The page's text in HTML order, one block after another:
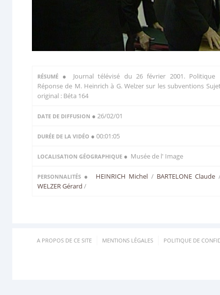
RÉSUMÉ ● Journal télévisé du 26 février 2001. Politique
Réponse de M. Heinrich à G. Welzer sur les subventions
original : Béta 164
DATE DE DIFFUSION ● 26/02/01
DURÉE DE LA VIDÉO ● 00:01:05
LOCALISATION GÉOGRAPHIQUE ● Musée de l' Image
PERSONNALITÉS ● HEINRICH Michel /BARTELONE Claude
WELZER Gérard /
A PROPOS DE CE SITE MENTIONS LÉGALES POLITIQUE DE